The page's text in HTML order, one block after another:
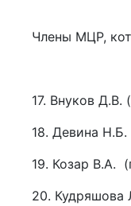
Члены МЦР,
17. Внуков
18. Девина Н.Б.
19. Козар В.А.
20. Кудряшова